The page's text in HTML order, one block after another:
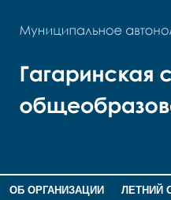
ОБ ОРГАНИЗАЦИИ ЛЕТНИЙ